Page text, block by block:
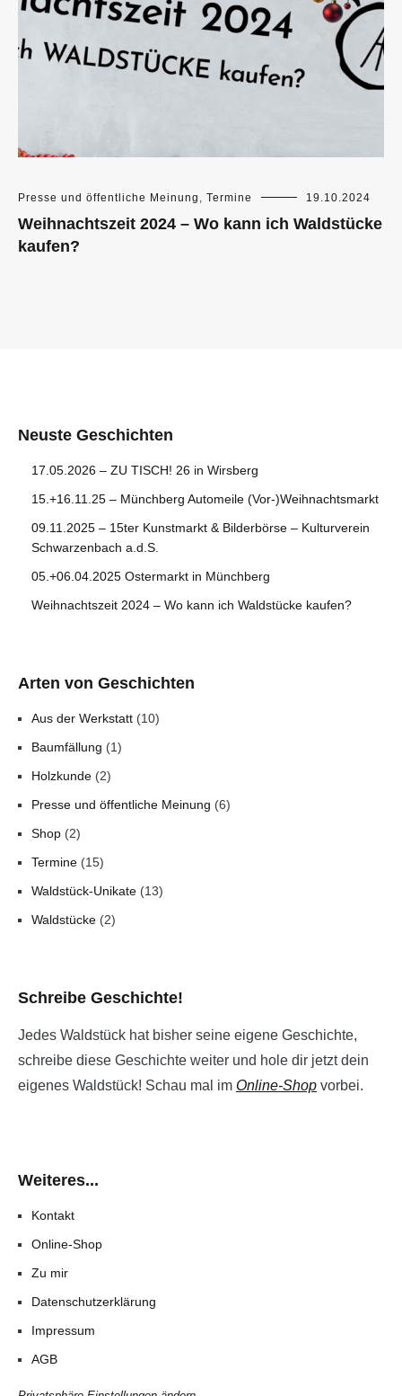
Presse und öffentliche Meinung , Termine 19.10.2024
Weihnachtszeit 2024 – Wo kann ich Waldstücke
kaufen?
Neuste Geschichten
17.05.2026 – ZU TISCH! 26 in Wirsberg
15.+16.11.25 – Münchberg Automeile (Vor-)Weihnachtsmarkt
09.11.2025 – 15ter Kunstmarkt & Bilderbörse – Kulturverein
Schwarzenbach a.d.S.
05.+06.04.2025 Ostermarkt in Münchberg
Weihnachtszeit 2024 – Wo kann ich Waldstücke kaufen?
Arten von Geschichten
Aus der Werkstatt (10)
Baumfällung (1)
Holzkunde (2)
Presse und öffentliche Meinung (6)
Shop (2)
Termine (15)
Waldstück-Unikate (13)
Waldstücke (2)
Schreibe Geschichte!
Jedes Waldstück hat bisher seine eigene Geschichte,
schreibe diese Geschichte weiter und hole dir jetzt dein
eigenes Waldstück! Schau mal im Online-Shop vorbei.
Weiteres...
Kontakt
Online-Shop
Zu mir
Datenschutzerklärung
Impressum
AGB